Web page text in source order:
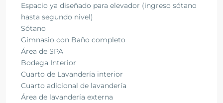
Espacio ya diseñado para elevador (ingreso sótano
hasta segundo nivel)
Sótano
Gimnasio con Baño completo
Área de SPA
Bodega Interior
Cuarto de Lavandería interior
Cuarto adicional de lavandería
Área de lavandería externa